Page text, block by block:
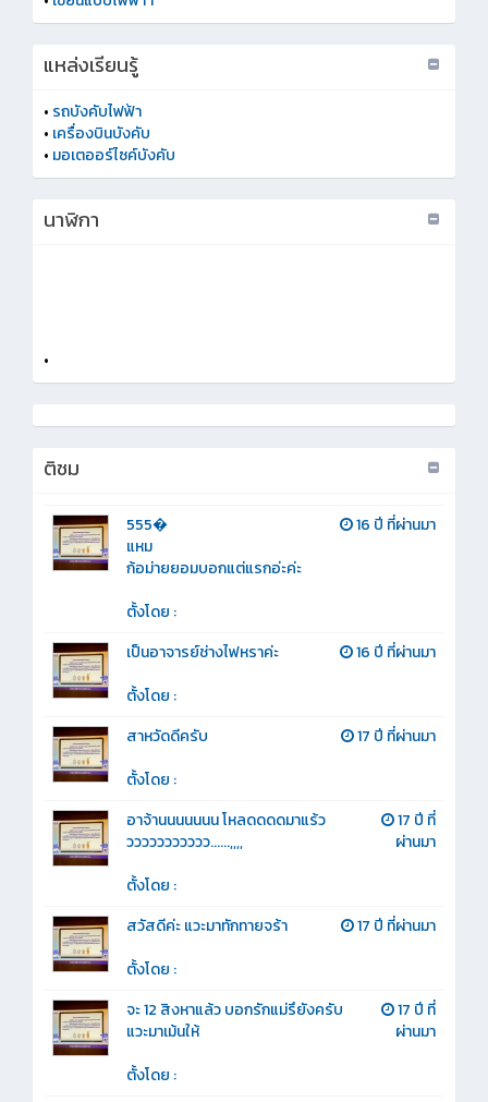
แหล่งเรียนรู้
• รถบังคับไฟฟ้า
• เครื่องบินบังคับ
• มอเตออร์ไซค์บังคับ
นาฬิกา
•
ติชม
555�
แหม
ก้อม่ายยอมบอกแต่แรกอ่ะค่ะ
ตั้งโดย :
16 ปี ที่ผ่านมา
เป็นอาจารย์ช่างไฟหราค่ะ
ตั้งโดย :
16 ปี ที่ผ่านมา
สาหวัดดีครับ
ตั้งโดย :
17 ปี ที่ผ่านมา
อาจ้านนนนนนน โหลดดดดมาแร้ว
ววววววววววว......,,,,
ตั้งโดย :
17 ปี ที่
ผ่านมา
สวัสดีค่ะ แวะมาทักทายจร้า
ตั้งโดย :
17 ปี ที่ผ่านมา
จะ 12 สิงหาแล้ว บอกรักแม่รึยังครับ
แวะมาเม้นให้
ตั้งโดย :
17 ปี ที่
ผ่านมา